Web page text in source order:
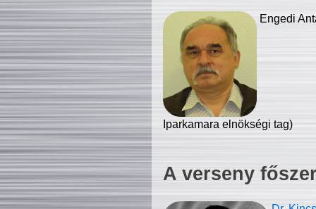
Engedi
Iparkamara elnökségi tag)
A verseny